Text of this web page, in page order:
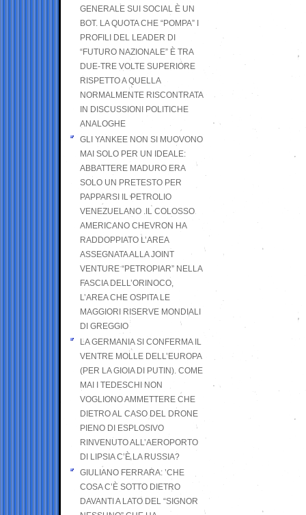
GENERALE SUI SOCIAL È UN
BOT. LA QUOTA CHE “POMPA” I
PROFILI DEL LEADER DI
“FUTURO NAZIONALE” È TRA
DUE-TRE VOLTE SUPERIORE
RISPETTO A QUELLA
NORMALMENTE RISCONTRATA
IN DISCUSSIONI POLITICHE
ANALOGHE
GLI YANKEE NON SI MUOVONO
MAI SOLO PER UN IDEALE:
ABBATTERE MADURO ERA
SOLO UN PRETESTO PER
PAPPARSI IL PETROLIO
VENEZUELANO .IL COLOSSO
AMERICANO CHEVRON HA
RADDOPPIATO L’AREA
ASSEGNATA ALLA JOINT
VENTURE “PETROPIAR” NELLA
FASCIA DELL’ORINOCO,
L’AREA CHE OSPITA LE
MAGGIORI RISERVE MONDIALI
DI GREGGIO
LA GERMANIA SI CONFERMA IL
VENTRE MOLLE DELL’EUROPA
(PER LA GIOIA DI PUTIN). COME
MAI I TEDESCHI NON
VOGLIONO AMMETTERE CHE
DIETRO AL CASO DEL DRONE
PIENO DI ESPLOSIVO
RINVENUTO ALL’AEROPORTO
DI LIPSIA C’È LA RUSSIA?
GIULIANO FERRARA: ’CHE
COSA C’È SOTTO DIETRO
DAVANTI A LATO DEL “SIGNOR